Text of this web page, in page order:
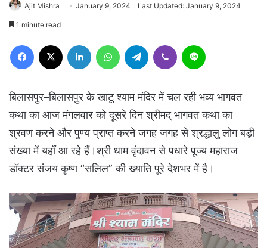
Ajit Mishra January 9, 2024 Last Updated: January 9, 2024
1 minute read
Facebook LinkedIn WhatsAppTelegram Viber
बिलासपुर–बिलासपुर के खाटू श्याम मंदिर में चल रही भव्य भागवत
कथा का आज मंगलवार को दूसरे दिन श्रीमद् भागवत कथा का
श्रवण करने और पुण्य प्राप्त करने जगह जगह से श्रद्धालु लोग बड़ी
संख्या में यहाँ आ रहे हैं।श्री धाम वृंदावन से पधारे पूज्य महाराज
डॉक्टर संजय कृष्ण “सलिल” की ख्याति पूरे देशभर में है।